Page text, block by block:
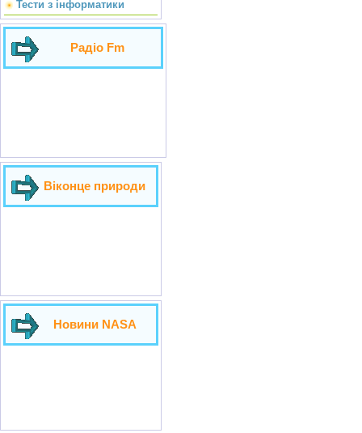
Тести з інформатики
Радіо Fm
Віконце природи
Новини NASA